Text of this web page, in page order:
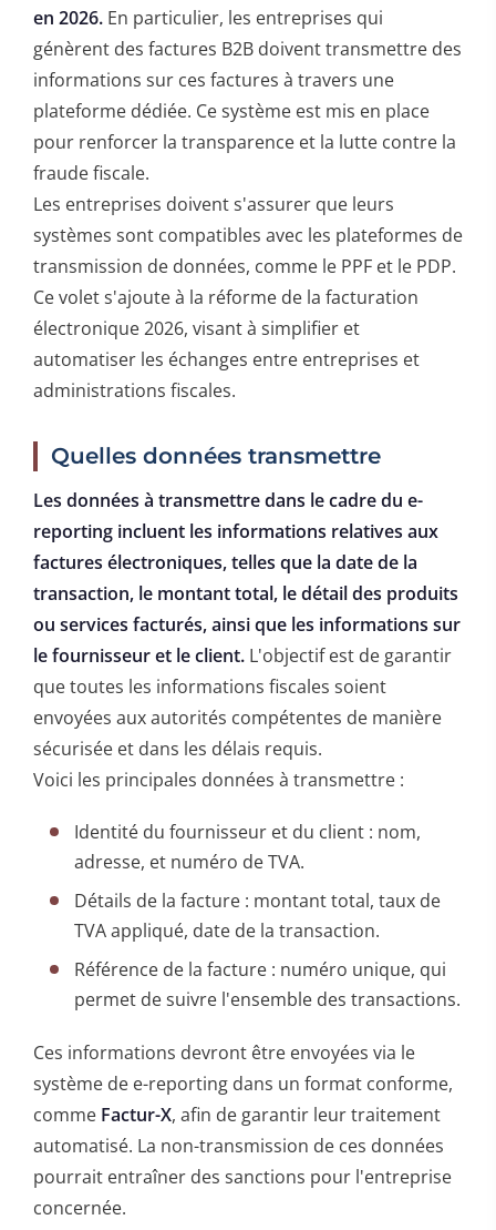
en 2026. En particulier, les entreprises qui
génèrent des factures B2B doivent transmettre des
informations sur ces factures à travers une
plateforme dédiée. Ce système est mis en place
pour renforcer la transparence et la lutte contre la
fraude fiscale.
Les entreprises doivent s'assurer que leurs
systèmes sont compatibles avec les plateformes de
transmission de données, comme le PPF et le PDP.
Ce volet s'ajoute à la réforme de la facturation
électronique 2026, visant à simplifier et
automatiser les échanges entre entreprises et
administrations fiscales.
Quelles données transmettre
Les données à transmettre dans le cadre du e-
reporting incluent les informations relatives aux
factures électroniques, telles que la date de la
transaction, le montant total, le détail des produits
ou services facturés, ainsi que les informations sur
le fournisseur et le client. L'objectif est de garantir
que toutes les informations fiscales soient
envoyées aux autorités compétentes de manière
sécurisée et dans les délais requis.
Voici les principales données à transmettre :
Identité du fournisseur et du client : nom,
adresse, et numéro de TVA.
Détails de la facture : montant total, taux de
TVA appliqué, date de la transaction.
Référence de la facture : numéro unique, qui
permet de suivre l'ensemble des transactions.
Ces informations devront être envoyées via le
système de e-reporting dans un format conforme,
comme Factur-X, afin de garantir leur traitement
automatisé. La non-transmission de ces données
pourrait entraîner des sanctions pour l'entreprise
concernée.